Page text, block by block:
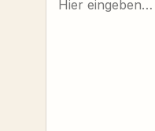
eingeben…